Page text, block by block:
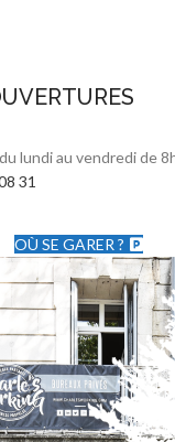
lundi au vendredi de
31
OÙ SE GARER ?